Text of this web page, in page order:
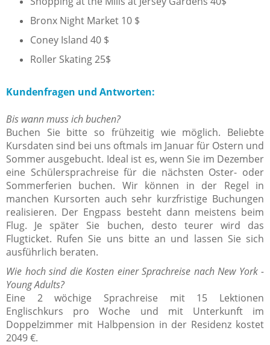
Bronx Night Market 10 $
Coney Island 40 $
Roller Skating 25$
Kundenfragen und Antworten:
Bis wann muss ich buchen?
Buchen Sie bitte so frühzeitig wie möglich. Beliebte
Kursdaten sind bei uns oftmals im Januar für Ostern und
Sommer ausgebucht. Ideal ist es, wenn Sie im Dezember
eine Schülersprachreise für die nächsten Oster- oder
Sommerferien buchen. Wir können in der Regel in
manchen Kursorten auch sehr kurzfristige Buchungen
realisieren. Der Engpass besteht dann meistens beim
Flug. Je später Sie buchen, desto teurer wird das
Flugticket. Rufen Sie uns bitte an und lassen Sie sich
ausführlich beraten.
Wie hoch sind die Kosten einer Sprachreise nach New York -
Young Adults?
Eine 2 wöchige Sprachreise mit 15 Lektionen
Englischkurs pro Woche und mit Unterkunft im
Doppelzimmer mit Halbpension in der Residenz kostet
2049 €.